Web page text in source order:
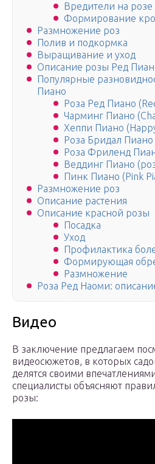
Вредители на розе
Формирование
Размножение роз
Полив и подкормка
Выращивание и уход
Описание розы Ред
Популярные
Пиано
Роза Ред Пиано
Чарминг Пиано
Хеппи Пиано
Роза Бридал
Роза Фриленд
Веддинг Пиано
Пинк Пиано (Pink
Размножение роз
Описание растения
Описание красной розы
Посадка
Уход
Профилактика
Формирующая
Размножение
Роза Ред Наоми:
Видео
В заключение предлагаем
видеосюжетов, в которых
делятся своими
специалисты объясняют
розы: